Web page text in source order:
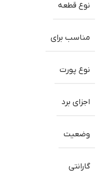
نوع قطعه
مناسب برای
نوع پورت
اجزای برد
وضعیت
گارانتی